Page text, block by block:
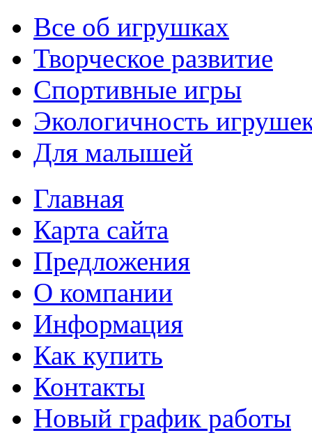
Все об игрушках
Творческое развитие
Спортивные игры
Экологичность
Для малышей
Главная
Карта сайта
Предложения
О компании
Информация
Как купить
Контакты
Новый график работы